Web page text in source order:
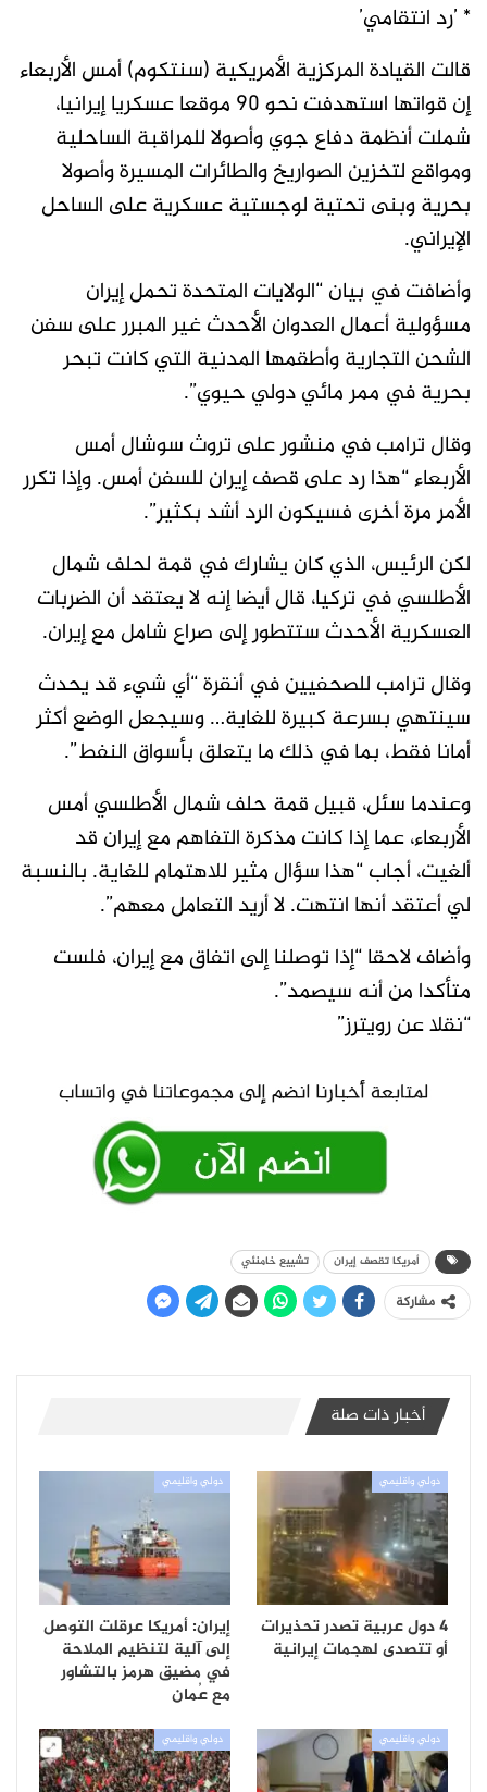
* ’رد انتقامي’
قالت القيادة المركزية الأمريكية (سنتكوم) أمس الأربعاء
إن قواتها استهدفت نحو 90 ​موقعا عسكريا إيرانيا،
شملت ⁠أنظمة دفاع جوي وأصولا للمراقبة الساحلية
ومواقع لتخزين الصواريخ والطائرات المسيرة وأصولا
بحرية وبنى تحتية لوجستية عسكرية على الساحل
الإيراني.
وأضافت في بيان “الولايات المتحدة تحمل إيران
مسؤولية أعمال العدوان الأحدث غير المبرر على سفن
الشحن التجارية وأطقمها المدنية التي كانت تبحر
بحرية في ممر مائي دولي حيوي”.
وقال ترامب في منشور على تروث سوشال أمس
الأربعاء “هذا رد على قصف إيران للسفن أمس. وإذا تكرر
الأمر مرة أخرى فسيكون الرد أشد بكثير”.
لكن الرئيس، الذي كان يشارك ⁠في قمة ​لحلف شمال
الأطلسي في تركيا، قال أيضا إنه لا يعتقد أن الضربات
العسكرية الأحدث ستتطور إلى صراع شامل مع إيران.
وقال ترامب ​للصحفيين في أنقرة “أي شيء قد يحدث
سينتهي بسرعة كبيرة للغاية… وسيجعل الوضع أكثر
أمانا فقط، بما في ذلك ما يتعلق بأسواق النفط”.
وعندما سئل، قبيل قمة حلف شمال الأطلسي أمس
الأربعاء، عما إذا كانت مذكرة التفاهم مع إيران قد
ألغيت، أجاب “هذا سؤال ​مثير للاهتمام للغاية. بالنسبة
لي أعتقد أنها انتهت. لا أريد التعامل معهم”.
وأضاف لاحقا “إذا توصلنا إلى اتفاق مع إيران، فلست
متأكدا من أنه سيصمد”.
“نقلا عن رويترز”
أمريكا تقصف إيران تشييع خامنئي
مشاركة
أخبار ذات صلة
دولي واقليمي
4 دول عربية تصدر تحذيرات
أو تتصدى لهجمات إيرانية
دولي واقليمي
إيران: أمريكا عرقلت التوصل
إلى آلية لتنظيم الملاحة
في مضيق هرمز بالتشاور
مع عُمان
دولي واقليمي دولي واقليمي